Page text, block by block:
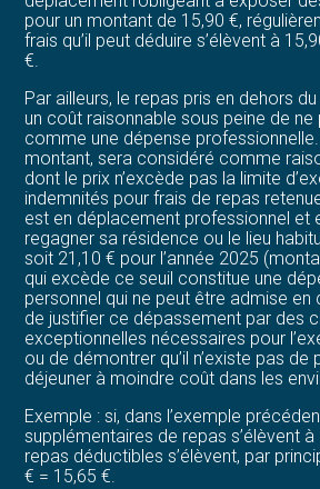
pour un montant de 15,90 €,
frais qu’il peut déduire s’élèvent à
€.
Par ailleurs, le repas pris en dehors
un coût raisonnable sous peine de
comme une dépense
montant, sera considéré comme
dont le prix n’excède pas la limite
indemnités pour frais de repas
est en déplacement professionnel et
regagner sa résidence ou le lieu
soit 21,10 € pour l’année 2025
qui excède ce seuil constitue une
personnel qui ne peut être admise en
de justifier ce dépassement par des
exceptionnelles nécessaires pour
ou de démontrer qu’il n’existe pas de
déjeuner à moindre coût dans les
Exemple : si, dans l’exemple
supplémentaires de repas s’élèvent
repas déductibles s’élèvent, par
€ = 15,65 €.